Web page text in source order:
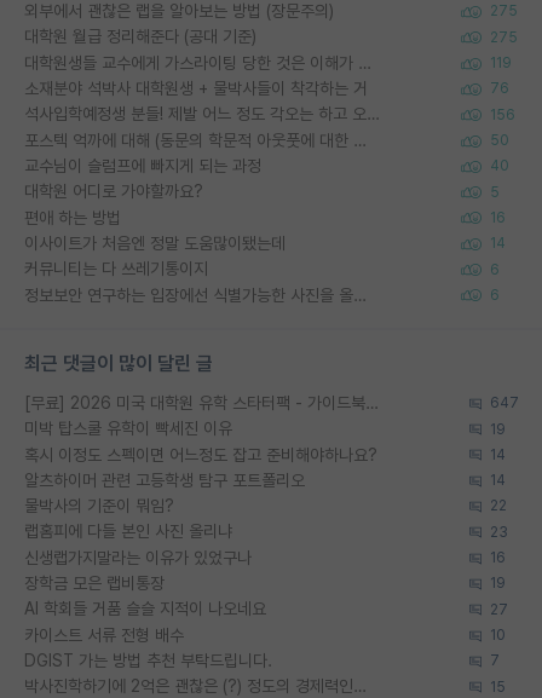
외부에서 괜찮은 랩을 알아보는 방법 (장문주의) 275
대학원 월급 정리해준다 (공대 기준) 275
대학원생들 교수에게 가스라이팅 당한 것은 이해가 갑니다. 안타깝네요. 119
소재분야 석박사 대학원생 + 물박사들이 착각하는 거 76
석사입학예정생 분들! 제발 어느 정도 각오는 하고 오세요. 156
포스텍 억까에 대해 (동문의 학문적 아웃풋에 대한 반박) 50
교수님이 슬럼프에 빠지게 되는 과정 40
대학원 어디로 가야할까요? 5
편애 하는 방법 16
이사이트가 처음엔 정말 도움많이됐는데 14
커뮤니티는 다 쓰레기통이지 6
정보보안 연구하는 입장에선 식별가능한 사진을 올리는건 비추이긴함 6
최근 댓글이 많이 달린 글
[무료] 2026 미국 대학원 유학 스타터팩 - 가이드북 & 합격자 컨택메일 템플릿 647
미박 탑스쿨 유학이 빡세진 이유 19
혹시 이정도 스펙이면 어느정도 잡고 준비해야하나요? 14
알츠하이머 관련 고등학생 탐구 포트폴리오 14
물박사의 기준이 뭐임? 22
랩홈피에 다들 본인 사진 올리냐 23
신생랩가지말라는 이유가 있었구나 16
장학금 모은 랩비통장 19
AI 학회들 거품 슬슬 지적이 나오네요 27
카이스트 서류 전형 배수 10
DGIST 가는 방법 추천 부탁드립니다. 7
박사진학하기에 2억은 괜찮은 (?) 정도의 경제력인가요 15